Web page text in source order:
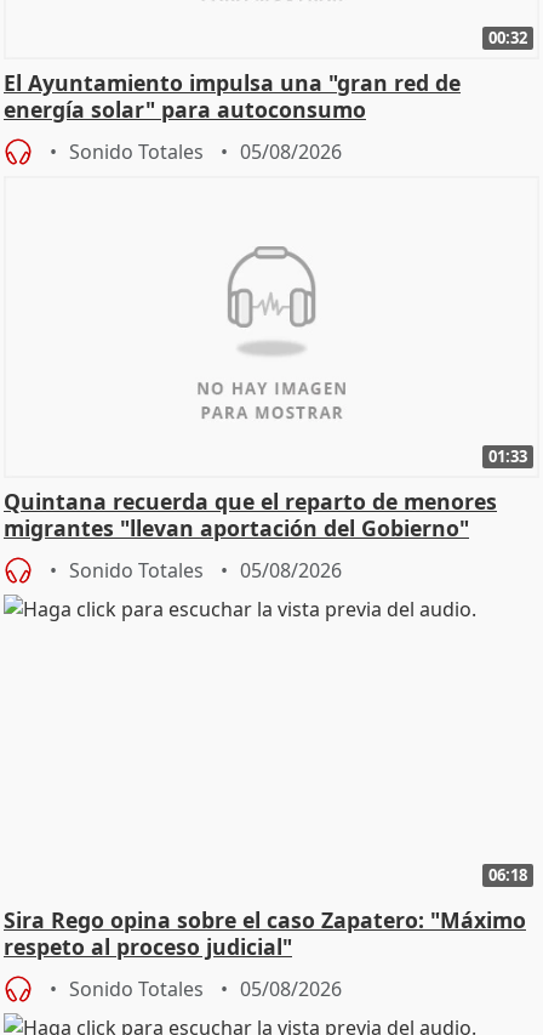
00:32
El Ayuntamiento impulsa una "gran red de
energía solar" para autoconsumo
Sonido Totales 05/08/2026
01:33
Quintana recuerda que el reparto de menores
migrantes "llevan aportación del Gobierno"
central
Sonido Totales 05/08/2026
06:18
Sira Rego opina sobre el caso Zapatero: "Máximo
respeto al proceso judicial"
Sonido Totales 05/08/2026